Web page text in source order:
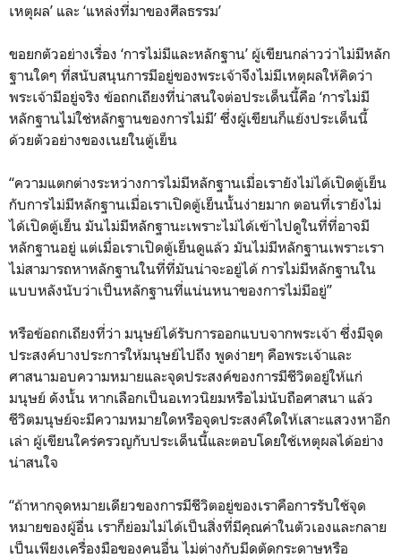
เหตุผล’ และ ‘แหล่งที่มาของศีลธรรม’
ขอยกตัวอย่างเรื่อง ‘การไม่มีและหลักฐาน’ ผู้เขียนกล่าวว่าไม่มีหลัก
ฐานใดๆ ที่สนับสนุนการมีอยู่ของพระเจ้าจึงไม่มีเหตุผลให้คิดว่า
พระเจ้ามีอยู่จริง ข้อถกเถียงที่น่าสนใจต่อประเด็นนี้คือ ‘การไม่มี
หลักฐานไม่ใช่หลักฐานของการไม่มี’ ซึ่งผู้เขียนก็แย้งประเด็นนี้
ด้วยตัวอย่างของเนยในตู้เย็น
“ความแตกต่างระหว่างการไม่มีหลักฐานเมื่อเรายังไม่ได้เปิดตู้เย็น
กับการไม่มีหลักฐานเมื่อเราเปิดตู้เย็นนั้นง่ายมาก ตอนที่เรายังไม่
ได้เปิดตู้เย็น มันไม่มีหลักฐานะเพราะไม่ได้เข้าไปดูในที่ที่อาจมี
หลักฐานอยู่ แต่เมื่อเราเปิดตู้เย็นดูแล้ว มันไม่มีหลักฐานเพราะเรา
ไม่สามารถหาหลักฐานในที่ที่มันน่าจะอยู่ได้ การไม่มีหลักฐานใน
แบบหลังนับว่าเป็นหลักฐานที่แน่นหนาของการไม่มีอยู่”
หรือข้อถกเถียงที่ว่า มนุษย์ได้รับการออกแบบจากพระเจ้า ซึ่งมีจุด
ประสงค์บางประการให้มนุษย์ไปถึง พูดง่ายๆ คือพระเจ้าและ
ศาสนามอบความหมายและจุดประสงค์ของการมีชีวิตอยู่ให้แก่
มนุษย์ ดังนั้น หากเลือกเป็นอเทวนิยมหรือไม่นับถือศาสนา แล้ว
ชีวิตมนุษย์จะมีความหมายใดหรือจุดประสงค์ใดให้เสาะแสวงหาอีก
เล่า ผู้เขียนใคร่ครวญกับประเด็นนี้และตอบโดยใช้เหตุผลได้อย่าง
น่าสนใจ
“ถ้าหากจุดหมายเดียวของการมีชีวิตอยู่ของเราคือการรับใช้จุด
หมายของผู้อื่น เราก็ย่อมไม่ได้เป็นสิ่งที่มีคุณค่าในตัวเองและกลาย
เป็นเพียงเครื่องมือของคนอื่น ไม่ต่างกับมีดตัดกระดาษหรือ